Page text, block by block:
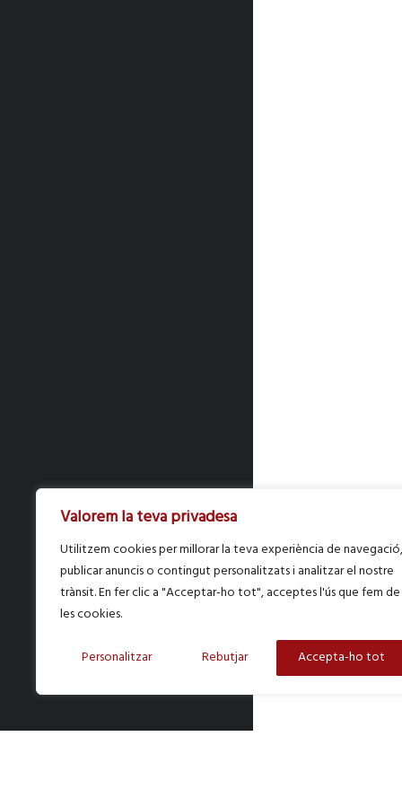
Valorem la teva privadesa
Utilitzem cookies per millorar la teva experiència de navegació,
publicar anuncis o contingut personalitzats i analitzar el nostre
trànsit. En fer clic a "Acceptar-ho tot", acceptes l'ús que fem de
les cookies.
Personalitzar Rebutjar Accepta-ho tot